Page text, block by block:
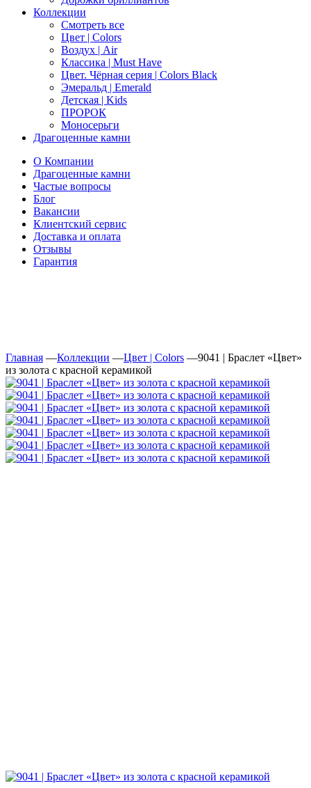
Коллекции
Смотреть все
Цвет | Colors
Воздух | Air
Классика | Must Have
Цвет. Чёрная серия | Colors Black
Эмеральд | Emerald
Детская | Kids
ПРОРОК
Моносерьги
Драгоценные камни
О Компании
Драгоценные камни
Частые вопросы
Блог
Вакансии
Клиентский сервис
Доставка и оплата
Отзывы
Гарантия
Главная —Коллекции —Цвет | Colors —9041 | Браслет «Цвет»
из золота с красной керамикой